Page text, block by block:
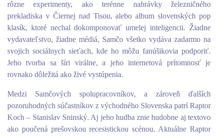
rôzne experimenty, ako terénne nahrávky železničného
prekladiska v Čiernej nad Tisou, alebo album slovenských pop
klasík, ktoré nechal dokomponovať umelej inteligencii. Žiadne
vydavateľstvo, žiadne médiá, Samčo všetko vydáva zadarmo na
svojich sociálnych sieťach, kde ho môžu fanúšikovia podporiť.
Jeho tvorba sa šíri virálne, a jeho internetová prítomnosť je
rovnako dôležitá ako živé vystúpenia.
Medzi Samčových spolupracovníkov, a zároveň ďalších
pozoruhodných súčastníkov z východného Slovenska patrí Raptor
Koch – Stanislav Sninský. Aj jeho hudba znie hudobne aj textovo
ako poučená prešovskou recesistickou scénou. Aktuálne Raptor